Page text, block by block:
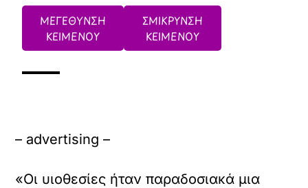
ΜΕΓΕΘΥΝΣΗ
ΚΕΙΜΕΝΟΥ
ΣΜΙΚΡΥΝΣΗ
ΚΕΙΜΕΝΟΥ
– advertising –
«Οι υιοθεσίες ήταν παραδοσιακά μια